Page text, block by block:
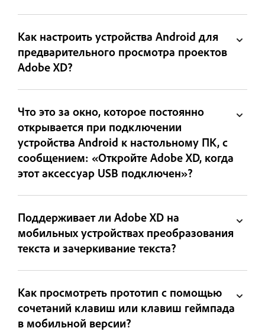
Как настроить устройства Android для
предварительного просмотра проектов
Adobe XD?
Что это за окно, которое постоянно
открывается при подключении
устройства Android к настольному ПК, с
сообщением: «Откройте Adobe XD, когда
этот аксессуар USB подключен»?
Поддерживает ли Adobe XD на
мобильных устройствах преобразования
текста и зачеркивание текста?
Как просмотреть прототип с помощью
сочетаний клавиш или клавиш геймпада
в мобильной версии?